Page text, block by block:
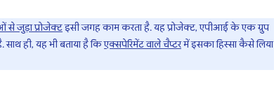
से जुड़ा प्रोजेक्टइसी जगह काम करता है. यह प्रोजेक्ट, एपीआई के एक ग्रुप
साथ ही, यह भी बताया है किएक्सपेरिमेंट वाले चैप्टरमें इसका हिस्सा कैसे लिया